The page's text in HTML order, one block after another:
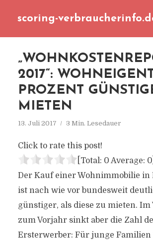
scoring-
2017“:
PROZENT
MIETEN
13. Juli 2017 3 Min. Lesedauer
Click to rate this post!
[Total: 0 Average: 0]
Der Kauf einer Wohnimmobilie in
ist nach wie vor bundesweit
günstiger, als diese zu mieten. Im
zum Vorjahr sinkt aber die Zahl
Ersterwerber: Für junge Familien